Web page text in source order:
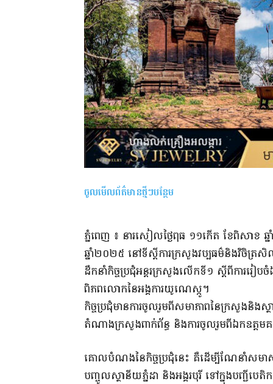
ចូលមើលព័ត៌មានថ្មីៗបន្ថែម
ភ្នំពេញ ៖ នារសៀលថ្ងៃពុធ ១១កើត ខែពិសាខ
ឆ្នាំ២០២៥ នៅទីស្ដីការក្រសួងវប្បធម៌និងវិចិត្
ដឹកនាំកិច្ចប្រជុំអន្តរក្រសួងលើកទី១ ស្ដីពីការរៀប
ពិភពលោកនៃអង្គការយូណេស្កូ។
កិច្ចប្រជុំមានការចូលរួមពីសមាភាពនៃក្រសួងនិង
តំណាងក្រសួងពាក់ព័ន្ធ និងការចូលរួមពីឯកឧត្ដម
គោលបំណងនៃកិច្ចប្រជុំនេះ គឺដើម្បីណែនាំសមាសភ
បញ្ចូលស្ថានីយភ្នំដា និងអង្គរបុរី ទៅក្នុងបញ្ជី